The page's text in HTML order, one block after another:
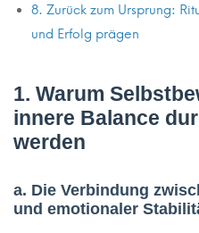
8. Zurück zum Ursprung:
und Erfolg prägen
1. Warum
innere Balance
werden
a. Die Verbindung
und emotionaler